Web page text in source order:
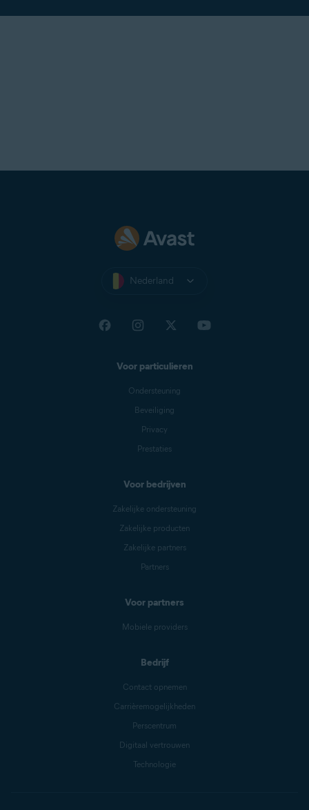
Nederland
Voor particulieren
Ondersteuning
Beveiliging
Privacy
Prestaties
Voor bedrijven
Zakelijke ondersteuning
Zakelijke producten
Zakelijke partners
Partners
Voor partners
Mobiele providers
Bedrijf
Contact opnemen
Carrièremogelijkheden
Perscentrum
Digitaal vertrouwen
Technologie